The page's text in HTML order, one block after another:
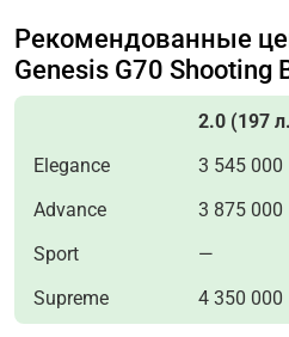
Рекомендованные
Genesis G70 Shooting
2.0 (197
Elegance
3 545 000
Advance
3 875 000
Sport
—
Supreme
4 350 000